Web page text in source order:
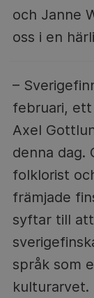
och Janne
oss i en
–
februari,
Axel
denna dag.
folklorist
främjade
syftar till
språk som
kulturarvet.